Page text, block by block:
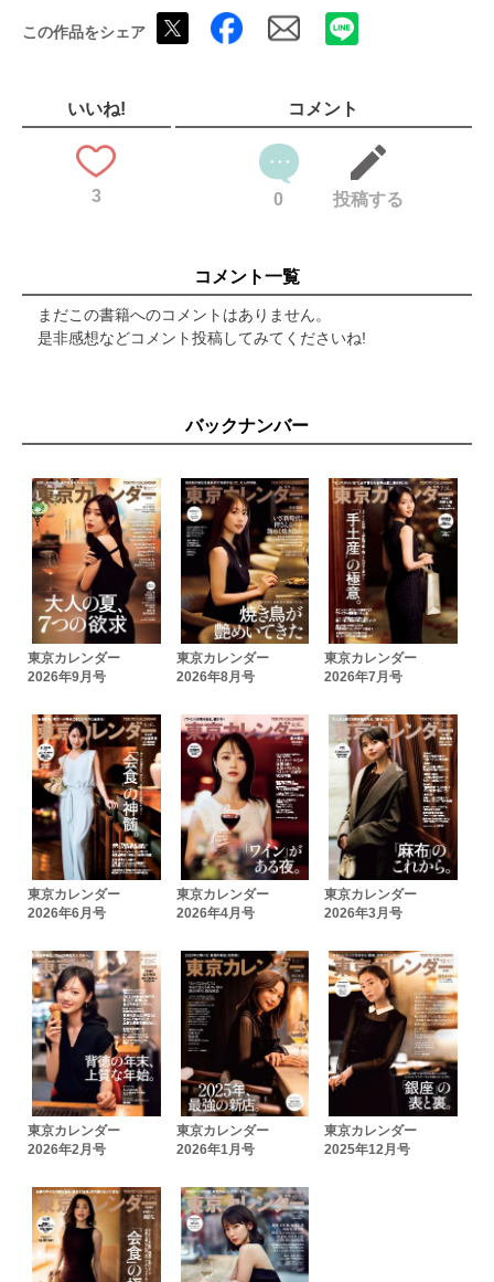
数珠繋ぎで予約を入れたくなる話題の紹介制を知っているか？
予約殺到店を愛する大人たちのSTORY 第二夜 キャンセル待ち
の女
バンケットからスイートへ。躍動する男たちの大人な宴。／
MAZZEL
SPECIAL TALK／BABEL LABEL 代表取締役社長 山田久人
裏表紙
この作品をシェア
いいね!
3
コメント
0 投稿する
コメント一覧
まだこの書籍へのコメントはありません。
是非感想などコメント投稿してみてくださいね!
バックナンバー
東京カレンダー
2026年9月号
東京カレンダー
2026年8月号
東京カレンダー
2026年7月号
東京カレンダー
2026年6月号
東京カレンダー
2026年4月号
東京カレンダー
2026年3月号
東京カレンダー
2026年2月号
東京カレンダー
2026年1月号
東京カレンダー
2025年12月号